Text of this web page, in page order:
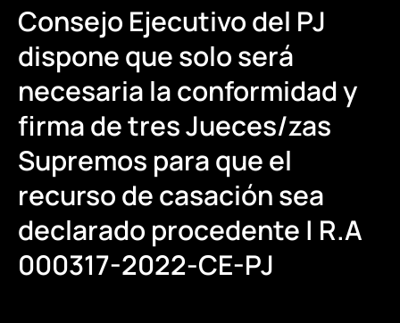
Consejo Ejecutivo del PJ
dispone que solo será
necesaria la conformidad y
firma de tres Jueces/zas
Supremos para que el
recurso de casación sea
declarado procedente | R.A
000317-2022-CE-PJ